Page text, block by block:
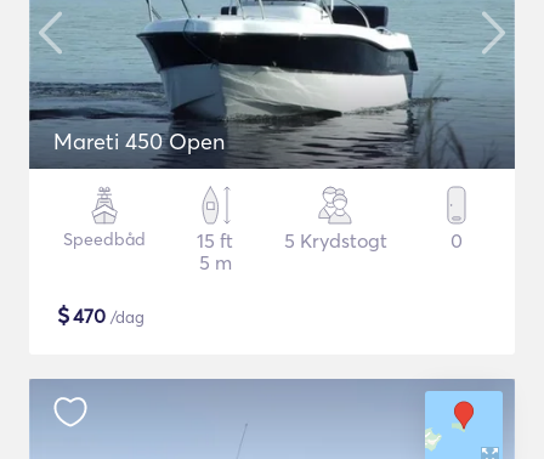
Mareti 450 Open
Speedbåd
15 ft
5 m
5 Krydstogt 0
$470 /dag